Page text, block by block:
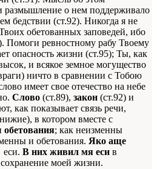
размышление о нем поддерживало
бедствии (ст.92). Никогда я не
обетованных заповедей, ибо
Помоги ревностному рабу Твоему
опасность жизни (ст.95); Ты, как
и всякое земное могущество
ничто в сравнении с Тобою
имеет свое отечество на небе
Слово (ст.89), закон (ст.92) и
как показывает связь речи,
в котором вместе с
обетования; как неизменны
и обетования. Яко аще
еси. В них живил мя еси в
моей жизни.